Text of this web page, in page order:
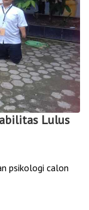
Lulus
psikologi calon